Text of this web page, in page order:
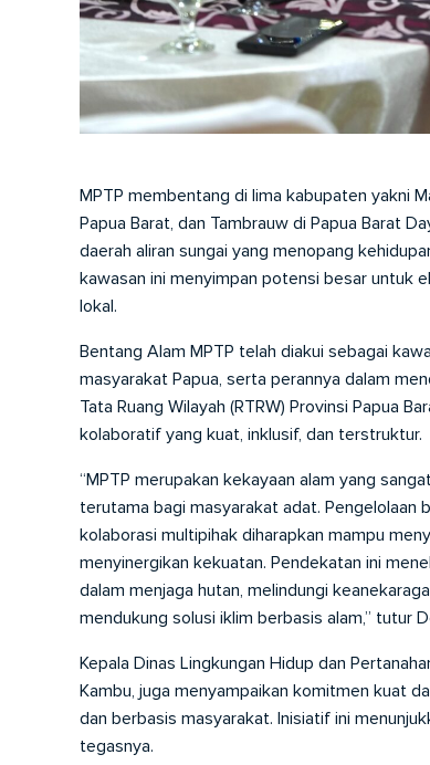
MPTP membentang di lima kabupaten yakni
Papua Barat, dan Tambrauw di Papua Barat
daerah aliran sungai yang menopang
kawasan ini menyimpan potensi besar untuk
lokal.
Bentang Alam MPTP telah diakui sebagai
masyarakat Papua, serta perannya dalam
Tata Ruang Wilayah (RTRW) Provinsi Papua
kolaboratif yang kuat, inklusif, dan terstruktur.
“MPTP merupakan kekayaan alam yang
terutama bagi masyarakat adat. Pengelolaan
kolaborasi multipihak diharapkan mampu
menyinergikan kekuatan. Pendekatan ini
dalam menjaga hutan, melindungi
mendukung solusi iklim berbasis alam,” tutur
Kepala Dinas Lingkungan Hidup dan
Kambu, juga menyampaikan komitmen kuat
dan berbasis masyarakat. Inisiatif ini
tegasnya.